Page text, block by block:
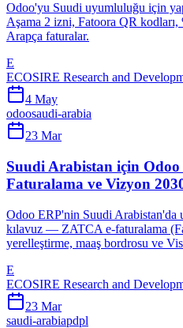
Odoo'yu Suudi uyumluluğu için
Aşama 2 izni, Fatoora QR
Arapça faturalar.
E
ECOSIRE Research and
4 May
odoosaudi-arabia
23 Mar
Suudi Arabistan için
Faturalama ve Vizyon
Odoo ERP'nin Suudi Arabistan'da
kılavuz — ZATCA e-faturalama
yerelleştirme, maaş bordrosu ve
E
ECOSIRE Research and
23 Mar
saudi-arabiapdpl